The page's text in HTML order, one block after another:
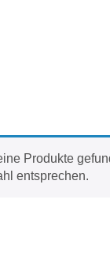
Produkte
entsprechen.